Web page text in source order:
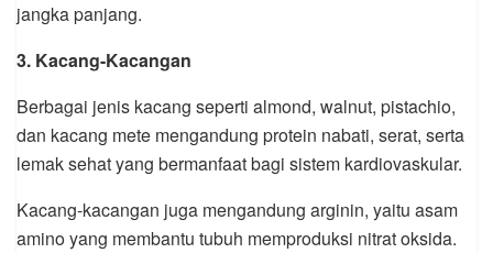
jangka panjang.
3. Kacang-Kacangan
Berbagai jenis kacang seperti almond, walnut, pistachio,
dan kacang mete mengandung protein nabati, serat, serta
lemak sehat yang bermanfaat bagi sistem kardiovaskular.
Kacang-kacangan juga mengandung arginin, yaitu asam
amino yang membantu tubuh memproduksi nitrat oksida.